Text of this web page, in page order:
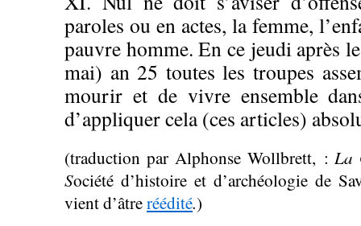
paroles ou en actes, la femme,
pauvre homme. En ce jeudi après
mai) an 25 toutes les troupes
mourir et de vivre ensemble
d’appliquer cela (ces articles)
(traduction par Alphonse Wollbrett, :La
Société d’histoire et d’archéologie de
vient d’âtreréédité.)